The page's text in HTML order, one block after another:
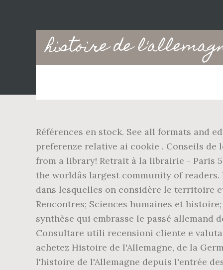
histoire de
Main
navigation
Références en stock. See all formats and
preferenze relative ai cookie . Conseils de
from a library! Retrait à la librairie - Paris
the worldâs largest community of
dans lesquelles on considère le territoire
Rencontres; Sciences humaines et
synthèse qui embrasse le passé allemand
Consultare utili recensioni cliente e
achetez Histoire de l'Allemagne, de la
l'histoire de l'Allemagne depuis l'entrée